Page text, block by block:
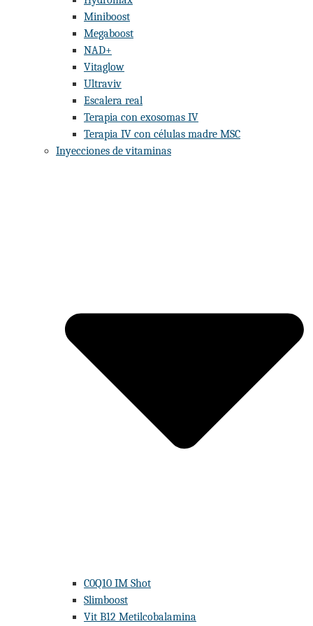
Miniboost
Megaboost
NAD+
Vitaglow
Ultraviv
Escalera real
Terapia con exosomas IV
Terapia IV con células madre MSC
Inyecciones de vitaminas
C0Q10 IM Shot
Slimboost
Vit B12 Metilcobalamina